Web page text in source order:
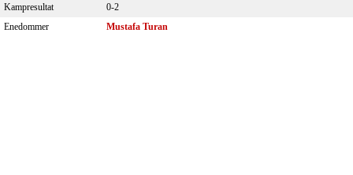
Kampresultat
0-2
Enedommer
Mustafa Turan